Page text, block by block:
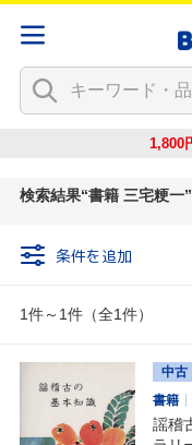
1,800
検索結果 書籍 三宅粳一
条件を追加
1件～1件（全1件）
中古
書籍
謡稽